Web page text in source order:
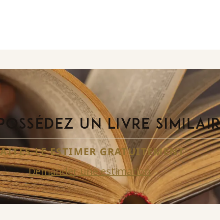
UN LIVRE
LE ESTIMER GRATUITEMENT
Demander une estimation